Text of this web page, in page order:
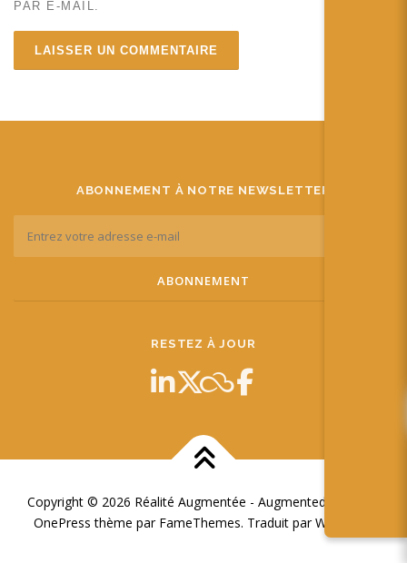
PAR E-MAIL.
ABONNEMENT À NOTRE NEWSLETTER
RESTEZ À JOUR
Copyright © 2026 Réalité Augmentée - Augmented Reality
OnePress thème par FameThemes. Traduit par Wp Trads.